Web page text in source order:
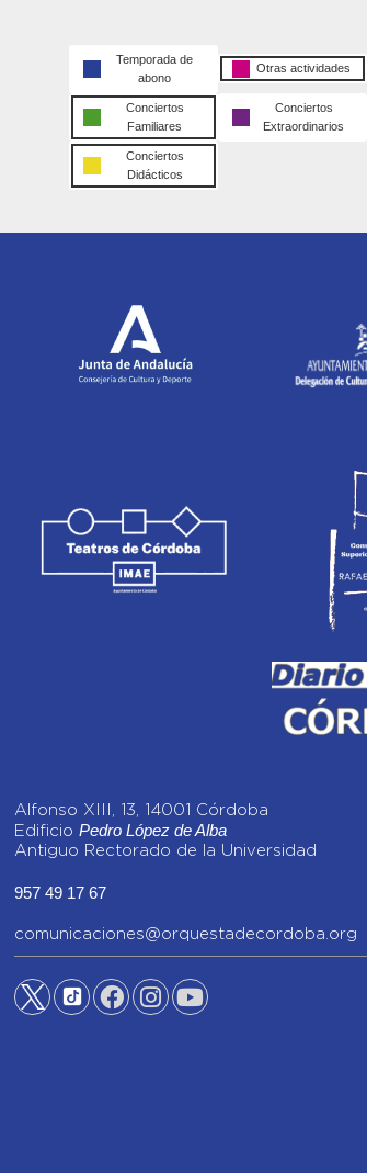
Temporada de
abono
Otras actividades
Conciertos
Familiares
Conciertos
Extraordinarios
Conciertos
Didácticos
Alfonso XIII, 13, 14001 Córdoba
EdificioPedro López de Alba
Antiguo Rectorado de la Universidad
957 49 17 67
comunicaciones@orquestadecordoba.org